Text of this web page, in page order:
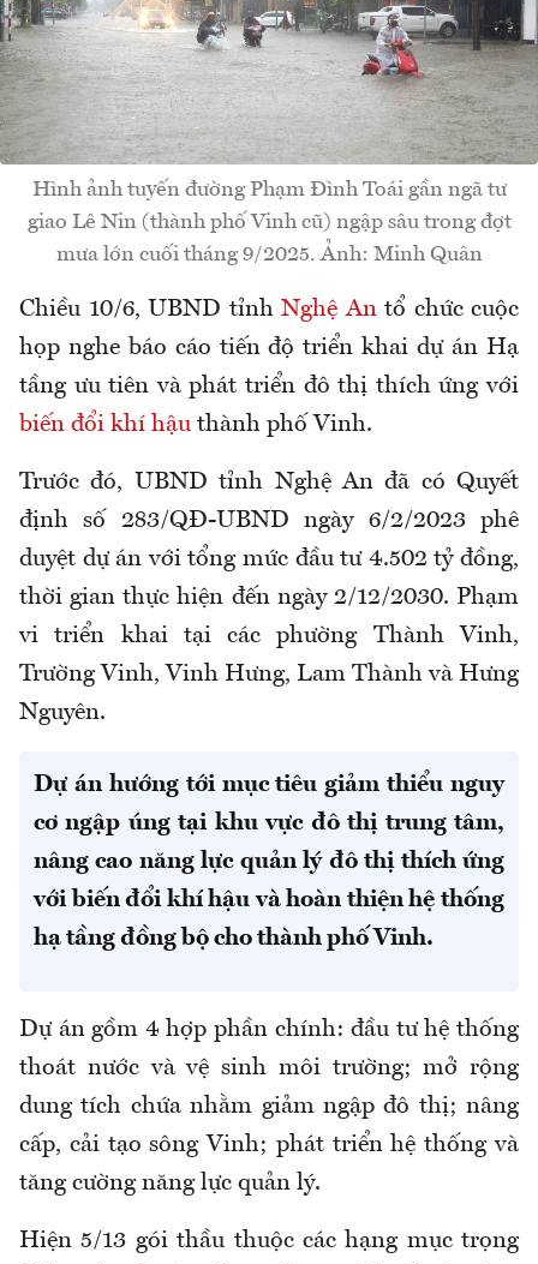
Hình ảnh tuyến đường Phạm Đình Toái gần ngã tư
giao Lê Nin (thành phố Vinh cũ) ngập sâu trong đợt
mưa lớn cuối tháng 9/2025. Ảnh: Minh Quân
Chiều 10/6, UBND tỉnh Nghệ Antổ chức cuộc
họp nghe báo cáo tiến độ triển khai dự án Hạ
tầng ưu tiên và phát triển đô thị thích ứng với
biến đổi khí hậu thành phố Vinh.
Trước đó, UBND tỉnh Nghệ An đã có Quyết
định số 283/QĐ-UBND ngày 6/2/2023 phê
duyệt dự án với tổng mức đầu tư 4.502 tỷ đồng,
thời gian thực hiện đến ngày 2/12/2030. Phạm
vi triển khai tại các phường Thành Vinh,
Trường Vinh, Vinh Hưng, Lam Thành và Hưng
Nguyên.
Dự án hướng tới mục tiêu giảm thiểu nguy
cơ ngập úng tại khu vực đô thị trung tâm,
nâng cao năng lực quản lý đô thị thích ứng
với biến đổi khí hậu và hoàn thiện hệ thống
hạ tầng đồng bộ cho thành phố Vinh.
Dự án gồm 4 hợp phần chính: đầu tư hệ thống
thoát nước và vệ sinh môi trường; mở rộng
dung tích chứa nhằm giảm ngập đô thị; nâng
cấp, cải tạo sông Vinh; phát triển hệ thống và
tăng cường năng lực quản lý.
Hiện 5/13 gói thầu thuộc các hạng mục trọng